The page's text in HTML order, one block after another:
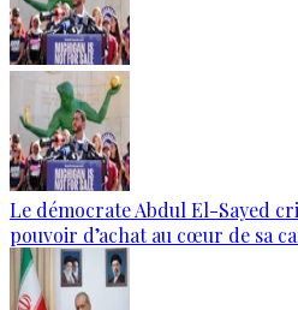
Le démocrate Abdul El-Sayed
pouvoir d’achat au cœur de sa